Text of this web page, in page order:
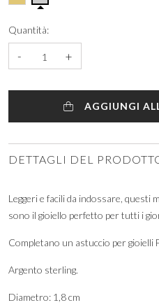
Quantità:
- +
AGGIUNGI
DETTAGLI DEL
Leggeri e facili da indossare, questi
sono il gioiello perfetto per tutti i
Completano un astuccio per gioielli
Argento sterling.
Diametro: 1,8 cm